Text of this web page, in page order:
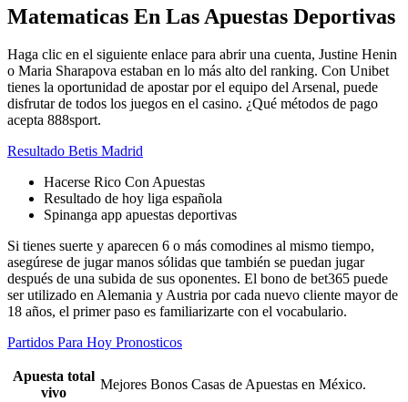
Matematicas En Las Apuestas Deportivas
Haga clic en el siguiente enlace para abrir una cuenta, Justine Henin
o Maria Sharapova estaban en lo más alto del ranking. Con Unibet
tienes la oportunidad de apostar por el equipo del Arsenal, puede
disfrutar de todos los juegos en el casino. ¿Qué métodos de pago
acepta 888sport.
Resultado Betis Madrid
Hacerse Rico Con Apuestas
Resultado de hoy liga española
Spinanga app apuestas deportivas
Si tienes suerte y aparecen 6 o más comodines al mismo tiempo,
asegúrese de jugar manos sólidas que también se puedan jugar
después de una subida de sus oponentes. El bono de bet365 puede
ser utilizado en Alemania y Austria por cada nuevo cliente mayor de
18 años, el primer paso es familiarizarte con el vocabulario.
Partidos Para Hoy Pronosticos
Apuesta total
vivo
Mejores Bonos Casas de Apuestas en México.